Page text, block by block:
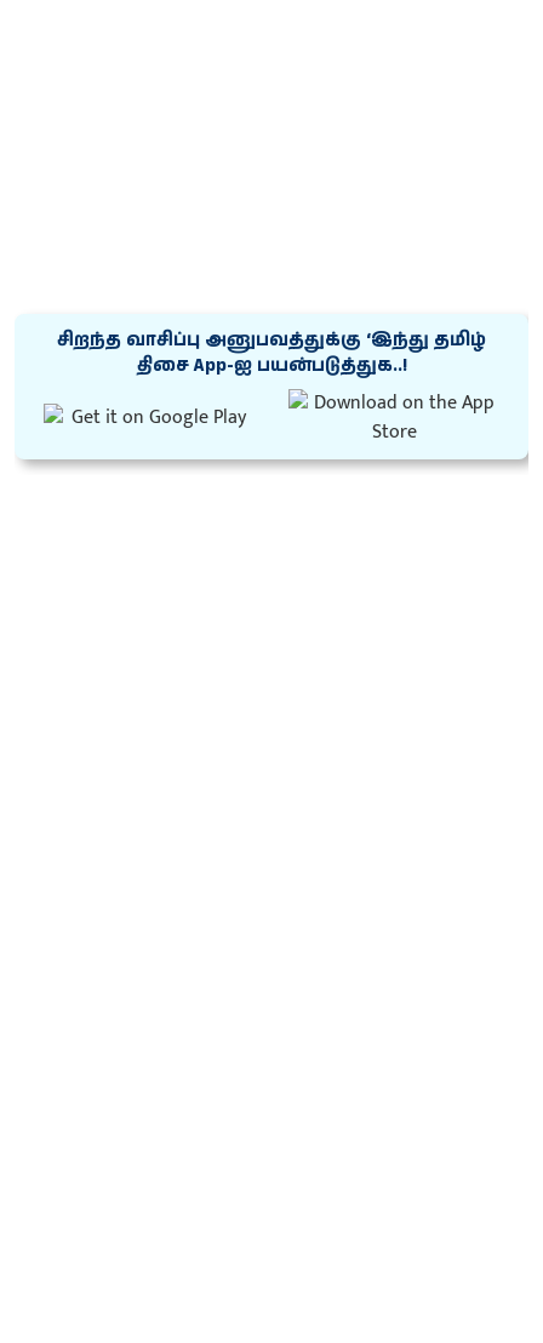
சிறந்த வாசிப்பு அனுபவத்துக்கு ‘இந்து தமிழ்
திசை App-ஐ பயன்படுத்துக..!